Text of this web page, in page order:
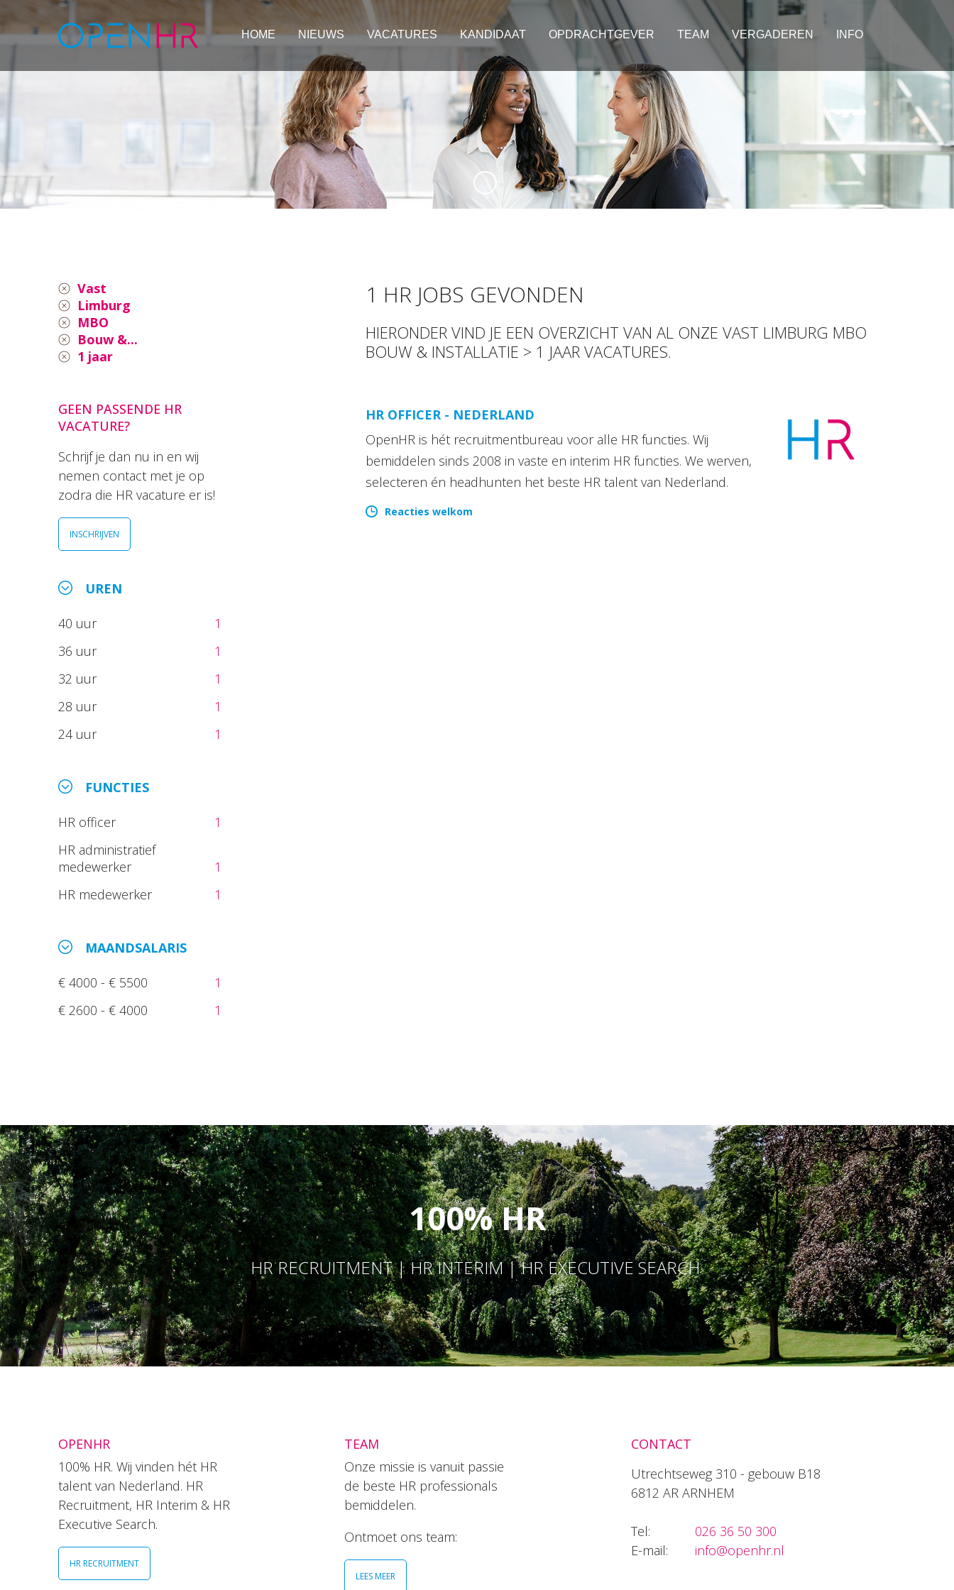
HOME NIEUWS VACATURES KANDIDAAT OPDRACHTGEVER TEAM VERGADEREN INFO
Vast
Limburg
MBO
Bouw &...
1 jaar
GEEN PASSENDE HR
VACATURE?
Schrijf je dan nu in en wij
nemen contact met je op
zodra die HR vacature er is!
INSCHRIJVEN
UREN
40 uur
1
36 uur
1
32 uur
1
28 uur
1
24 uur
1
FUNCTIES
HR officer
1
HR administratief
medewerker
1
HR medewerker
1
MAANDSALARIS
€ 4000 - € 5500
1
€ 2600 - € 4000
1
1 HR JOBS GEVONDEN
HIERONDER VIND JE EEN OVERZICHT VAN AL ONZE VAST LIMBURG MBO
BOUW & INSTALLATIE > 1 JAAR VACATURES.
HR OFFICER - NEDERLAND
OpenHR is hét recruitmentbureau voor alle HR functies. Wij
bemiddelen sinds 2008 in vaste en interim HR functies. We werven,
selecteren én headhunten het beste HR talent van Nederland.
Reacties welkom
100% HR
HR RECRUITMENT | HR INTERIM | HR EXECUTIVE SEARCH
OPENHR
100% HR. Wij vinden hét HR
talent van Nederland. HR
Recruitment, HR Interim & HR
Executive Search.
HR RECRUITMENT
TEAM
Onze missie is vanuit passie
de beste HR professionals
bemiddelen.
Ontmoet ons team:
LEES MEER
CONTACT
Utrechtseweg 310 - gebouw B18
6812 AR ARNHEM
Tel:
026 36 50 300
E-mail:
info@openhr.nl